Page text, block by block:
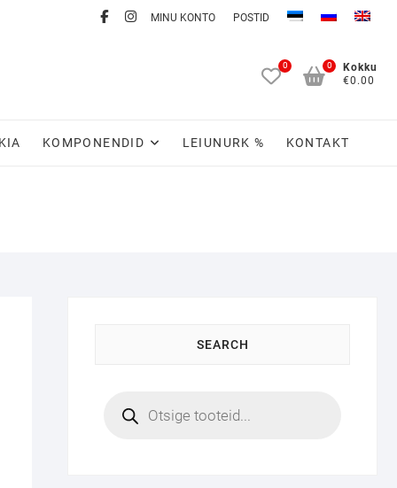
facebook
Instagram
MINU KONTO POSTID
0
Kokku
€0.00
0
KOMPONENDID LEIUNURK % KONTAKT
SEARCH
search